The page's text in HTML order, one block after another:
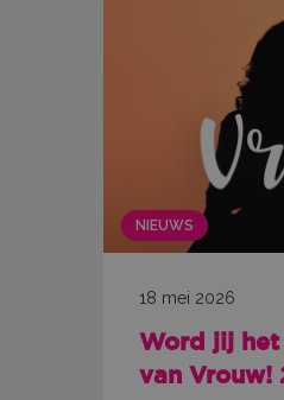
NIEUWS
18 mei 2026
Word jij het
van Vrouw!